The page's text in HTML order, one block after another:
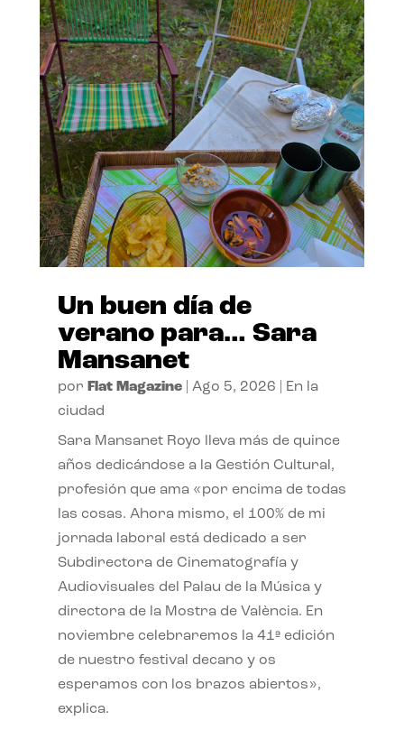
Un buen día de
verano para… Sara
Mansanet
por Flat Magazine| Ago 5, 2026
En la
ciudad
Sara Mansanet Royo lleva más de quince
años dedicándose a la Gestión Cultural,
profesión que ama «por encima de todas
las cosas. Ahora mismo, el 100% de mi
jornada laboral está dedicado a ser
Subdirectora de Cinematografía y
Audiovisuales del Palau de la Música y
directora de la Mostra de València. En
noviembre celebraremos la 41ª edición
de nuestro festival decano y os
esperamos con los brazos abiertos»,
explica.